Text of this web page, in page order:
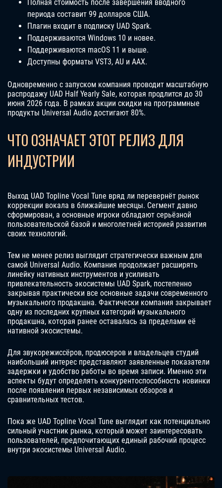
Полная стоимость после завершения вводного
периода составит 99 долларов США.
Плагин входит в подписку UAD Spark.
Поддерживаются Windows 10 и новее.
Поддерживаются macOS 11 и выше.
Доступны форматы VST3, AU и AAX.
Одновременно с запуском компания проводит масштабную
распродажу UAD Half Yearly Sale, которая продлится до 30
июня 2026 года. В рамках акции скидки на программные
продукты Universal Audio достигают 80%.
ЧТО ОЗНАЧАЕТ ЭТОТ РЕЛИЗ ДЛЯ
ИНДУСТРИИ
Выход UAD Topline Vocal Tune вряд ли перевернёт рынок
коррекции вокала в ближайшие месяцы. Сегмент давно
сформирован, а основные игроки обладают серьёзной
пользовательской базой и многолетней историей развития
своих технологий.
Тем не менее релиз выглядит стратегически важным для
самой Universal Audio. Компания продолжает расширять
линейку нативных инструментов и усиливать
привлекательность экосистемы UAD Spark, постепенно
закрывая практически все основные задачи современного
музыкального продакшна. Фактически компания закрывает
одну из последних крупных категорий музыкального
продакшна, которая ранее оставалась за пределами её
нативной экосистемы.
Для звукорежиссёров, продюсеров и владельцев студий
наибольший интерес представляют заявленные показатели
задержки и удобство работы во время записи. Именно эти
аспекты будут определять конкурентоспособность новинки
после появления первых независимых обзоров и
сравнительных тестов.
Пока же UAD Topline Vocal Tune выглядит как потенциально
сильный участник рынка, который может заинтересовать
пользователей, предпочитающих единый рабочий процесс
внутри экосистемы Universal Audio.